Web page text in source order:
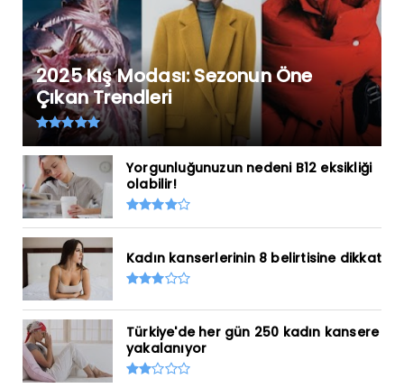
2025 Kış Modası: Sezonun Öne
Çıkan Trendleri
Yorgunluğunuzun nedeni B12 eksikliği
olabilir!
Kadın kanserlerinin 8 belirtisine dikkat
Türkiye'de her gün 250 kadın kansere
yakalanıyor